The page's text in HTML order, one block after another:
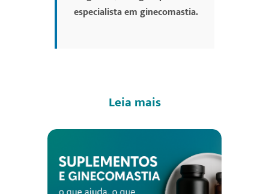
especialista em ginecomastia.
Leia mais